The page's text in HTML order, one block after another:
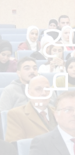
–
في